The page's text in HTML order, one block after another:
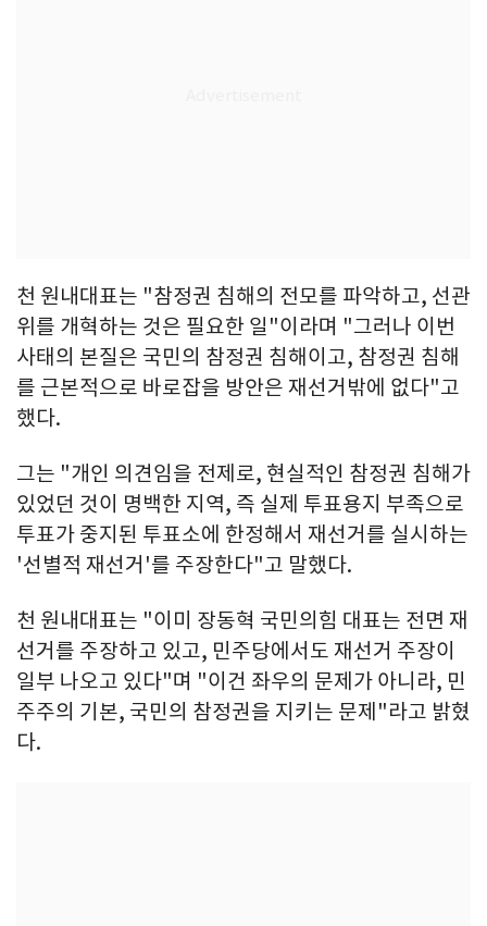
천 원내대표는 "참정권 침해의 전모를 파악하고, 선관
위를 개혁하는 것은 필요한 일"이라며 "그러나 이번
사태의 본질은 국민의 참정권 침해이고, 참정권 침해
를 근본적으로 바로잡을 방안은 재선거밖에 없다"고
했다.
그는 "개인 의견임을 전제로, 현실적인 참정권 침해가
있었던 것이 명백한 지역, 즉 실제 투표용지 부족으로
투표가 중지된 투표소에 한정해서 재선거를 실시하는
'선별적 재선거'를 주장한다"고 말했다.
천 원내대표는 "이미 장동혁 국민의힘 대표는 전면 재
선거를 주장하고 있고, 민주당에서도 재선거 주장이
일부 나오고 있다"며 "이건 좌우의 문제가 아니라, 민
주주의 기본, 국민의 참정권을 지키는 문제"라고 밝혔
다.